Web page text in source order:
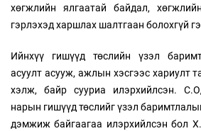
хөгжлийн ялгаатай байдал,
гэрлэхэд харшлах шалтгаан болохгүй
Ийнхүү гишүүд төслийн үзэл
асуулт асууж, ажлын хэсгээс хариулт
хэлж, байр сууриа илэрхийлсэн.
нарын гишүүд төслийг үзэл
дэмжиж байгаагаа илэрхийлсэн бол